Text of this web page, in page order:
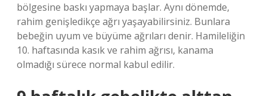
bölgesine baskı yapmaya başlar. Aynı dönemde,
rahim genişledikçe ağrı yaşayabilirsiniz. Bunlara
bebeğin uyum ve büyüme ağrıları denir. Hamileliğin
10. haftasında kasık ve rahim ağrısı, kanama
olmadığı sürece normal kabul edilir.